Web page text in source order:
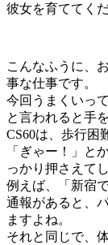
彼女を育ててく
こんなふうに、
事な仕事です。
今回うまくいっ
と言われると手
CS60は、歩行困
「ぎゃー！」と
っかり押さえて
例えば、「新宿
通報があると、
ますよね。
それと同じで、